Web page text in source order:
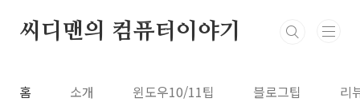
씨디맨의 컴퓨터이야기
홈 소개 윈도우10/11팁 블로그팁 리